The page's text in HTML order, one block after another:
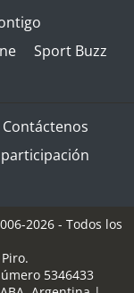
Sport Buzz
Contáctenos
participación
2026 - Todos los
5346433